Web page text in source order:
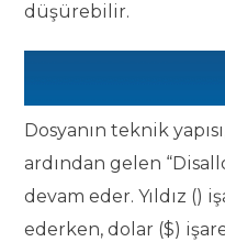
düşürebilir.
Dosyanın teknik
ardından gelen
devam eder. Yıldız ()
ederken, dolar ($)